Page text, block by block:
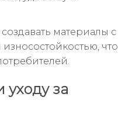
материалы с
что
за